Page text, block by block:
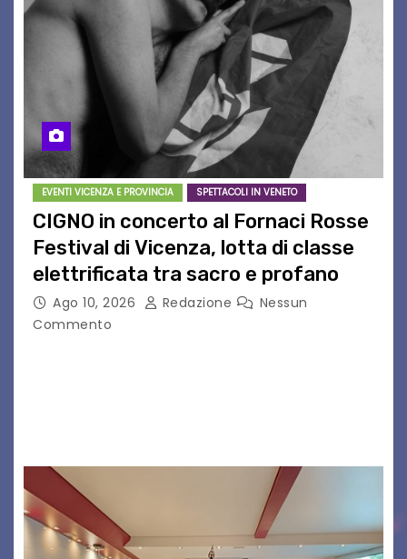
EVENTI VICENZA E PROVINCIA SPETTACOLI IN VENETO
CIGNO in concerto al Fornaci Rosse
Festival di Vicenza, lotta di classe
elettrificata tra sacro e profano
Ago 10, 2026 Redazione
Nessun
Commento